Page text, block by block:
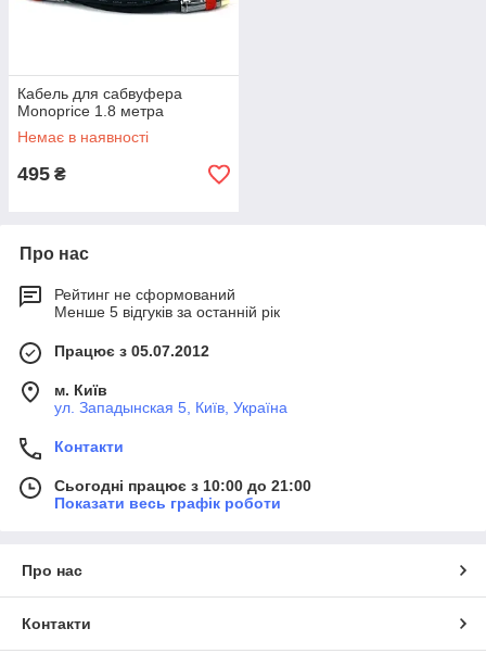
Кабель для сабвуфера
Monoprice 1.8 метра
Немає в наявності
495 ₴
Про нас
Рейтинг не сформований
Менше 5 відгуків за останній рік
Працює з 05.07.2012
м. Київ
ул. Западынская 5, Київ, Україна
Контакти
Сьогодні працює з 10:00 до 21:00
Показати весь графік роботи
Про нас
Контакти